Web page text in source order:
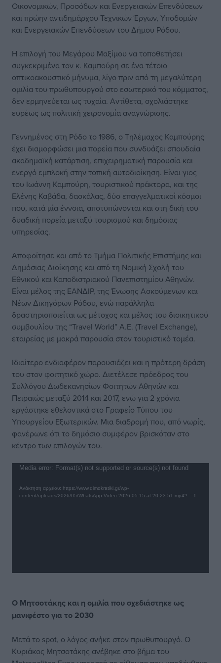
Οικονομικών, Προσόδων και Ενεργειακών Επενδύσεων
και πρώην αντιδημάρχου Τεχνικών Έργων, Υποδομών
και Ενεργειακών Επενδύσεων του Δήμου Ρόδου.
Η επιλογή του Μεγάρου Μαξίμου να τοποθετήσει
συγκεκριμένα τον κ. Καμπούρη σε ένα τέτοιο
οπτικοακουστικό μήνυμα, λίγο πριν από τη μεγαλύτερη
ομιλία του πρωθυπουργού στο εσωτερικό του κόμματος,
δεν ερμηνεύεται ως τυχαία. Αντίθετα, σχολιάστηκε
ευρέως ως πολιτική χειρονομία αναγνώρισης.
Γεννημένος στη Ρόδο το 1986, ο Τηλέμαχος Καμπούρης
έχει διαμορφώσει μια πορεία που συνδυάζει σπουδαία
ακαδημαϊκή κατάρτιση, επιχειρηματική παρουσία και
ενεργό εμπλοκή στην τοπική αυτοδιοίκηση. Είναι γιος
του Ιωάννη Καμπούρη, τουριστικού πράκτορα, και της
Ελένης Καβάδα, δασκάλας, δύο επαγγελματικοί κόσμοι
που, κατά μία έννοια, αποτυπώνονται και στη δική του
δυαδική πορεία μεταξύ τουρισμού και δημόσιας
υπηρεσίας.
Αποφοίτησε και από το Τμήμα Πολιτικής Επιστήμης και
Δημόσιας Διοίκησης και από τη Νομική Σχολή του
Εθνικού και Καποδιστριακού Πανεπιστημίου Αθηνών.
Είναι μέλος της ΕΑΝΔΙΡ, της Ένωσης Ασκούμενων και
Νέων Δικηγόρων Ρόδου, ενώ παράλληλα
δραστηριοποιείται ως μέτοχος και μέλος του διοικητικού
συμβουλίου της “Travel World” Α.Ε. (Travel Exchange),
εταιρείας με μακρά παρουσία στον τουριστικό τομέα.
Ιδιαίτερο ενδιαφέρον παρουσιάζει και η πρότερη δράση
του στον φοιτητικό χώρο. Διετέλεσε πρόεδρος του
Συλλόγου Δωδεκανησίων Φοιτητών Αθηνών και
Πειραιώς μεταξύ 2014 και 2017, ενώ για 2 χρόνια
εργάστηκε εθελοντικά στο Γραφείο Τύπου του
Υπουργείου Εξωτερικών. Μια διαδρομή που, από νωρίς,
φανέρωνε ότι το δημόσιο συμφέρον βρισκόταν στο
κέντρο των επιλογών του.
Πρόγραμμα
Βίντεο
Media error: Format(s) not supported or source(s) not found
Ανάκτηση αρχείου: https://www.dimokratiki.gr/wp-
content/uploads/2026/05/WhatsApp-Video-2026-05-15-at-20.23.51.mp4?_=1
Ο Μητσοτάκης και η ομιλία που σχεδιάστηκε ως
μανιφέστο για το 2030
Μετά το spot, ο λόγος ανήκε στον πρωθυπουργό. Ο
Κυριάκος Μητσοτάκης ανέβηκε στο βήμα του